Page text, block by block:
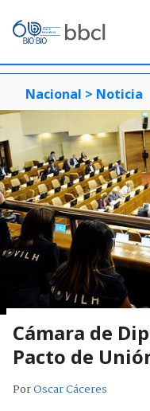
Nacional > Noticia
Cámara de
Pacto de
PorOscar Cáceres